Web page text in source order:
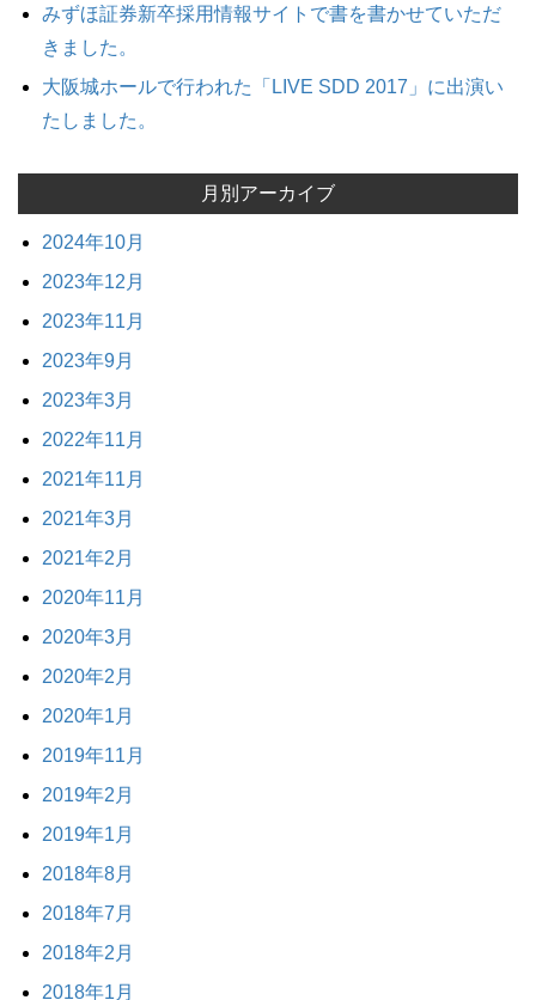
みずほ証券新卒採用情報サイトで書を書かせていただ
きました。
大阪城ホールで行われた「LIVE SDD 2017」に出演い
たしました。
月別アーカイブ
2024年10月
2023年12月
2023年11月
2023年9月
2023年3月
2022年11月
2021年11月
2021年3月
2021年2月
2020年11月
2020年3月
2020年2月
2020年1月
2019年11月
2019年2月
2019年1月
2018年8月
2018年7月
2018年2月
2018年1月